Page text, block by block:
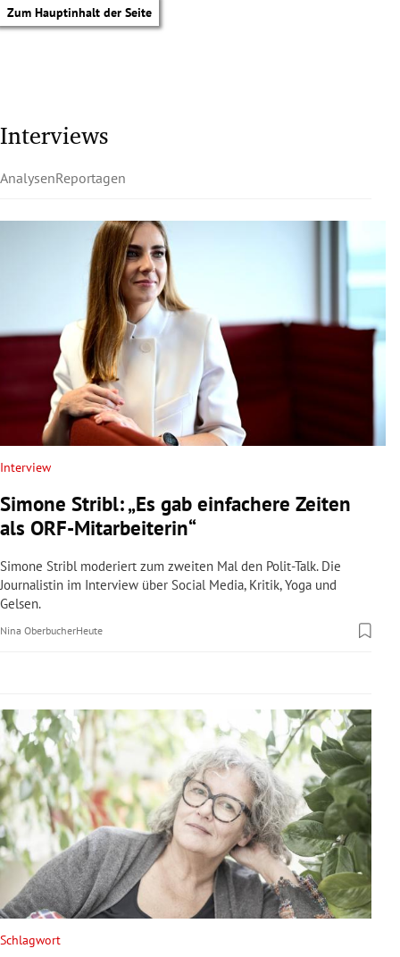
Zum Hauptinhalt der Seite
Untermenü
Untermenü
Untermenü
Untermenü
Untermenü
Untermenü
Untermenü
Untermenü
Interviews
AnalysenReportagen
Interview
Simone Stribl: „Es gab einfachere Zeiten
als ORF-Mitarbeiterin“
Simone Stribl moderiert zum zweiten Mal den Polit-Talk. Die
Journalistin im Interview über Social Media, Kritik, Yoga und
Gelsen.
Nina OberbucherHeute
Schlagwort